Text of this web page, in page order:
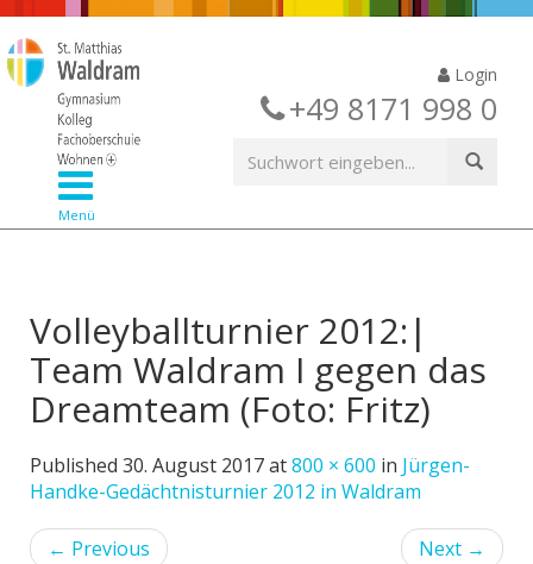
Login
+49 8171 998 0
Menü
Volleyballturnier 2012:|
Team Waldram I gegen das
Dreamteam (Foto: Fritz)
Published 30. August 2017at800 × 600 in Jürgen-
Handke-Gedächtnisturnier 2012 in Waldram
← Previous Next →